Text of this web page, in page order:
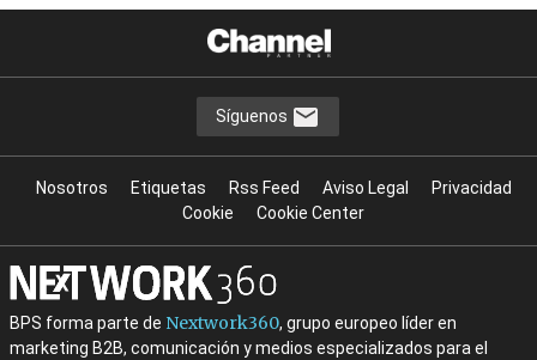
Síguenos
Nosotros Etiquetas Rss Feed Aviso Legal
Privacidad
Cookie
Cookie Center
BPS forma parte de Nextwork360, grupo europeo líder en
marketing B2B, comunicación y medios especializados para el